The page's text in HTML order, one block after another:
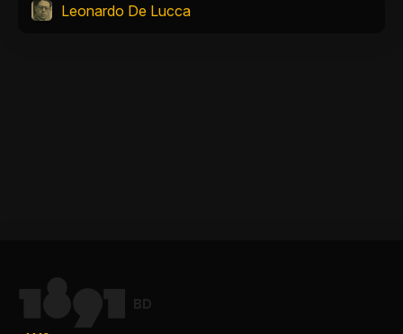
Leonardo De Lucca
BD